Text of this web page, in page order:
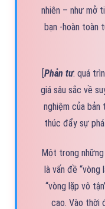
nhiên – như mở
bạn -hoàn toàn
[Phản tư: quá
giá sâu sắc về
nghiệm của bản
thúc đẩy sự
Một trong
là vấn đề “vòng
“vòng lặp vô
cao. Vào thời